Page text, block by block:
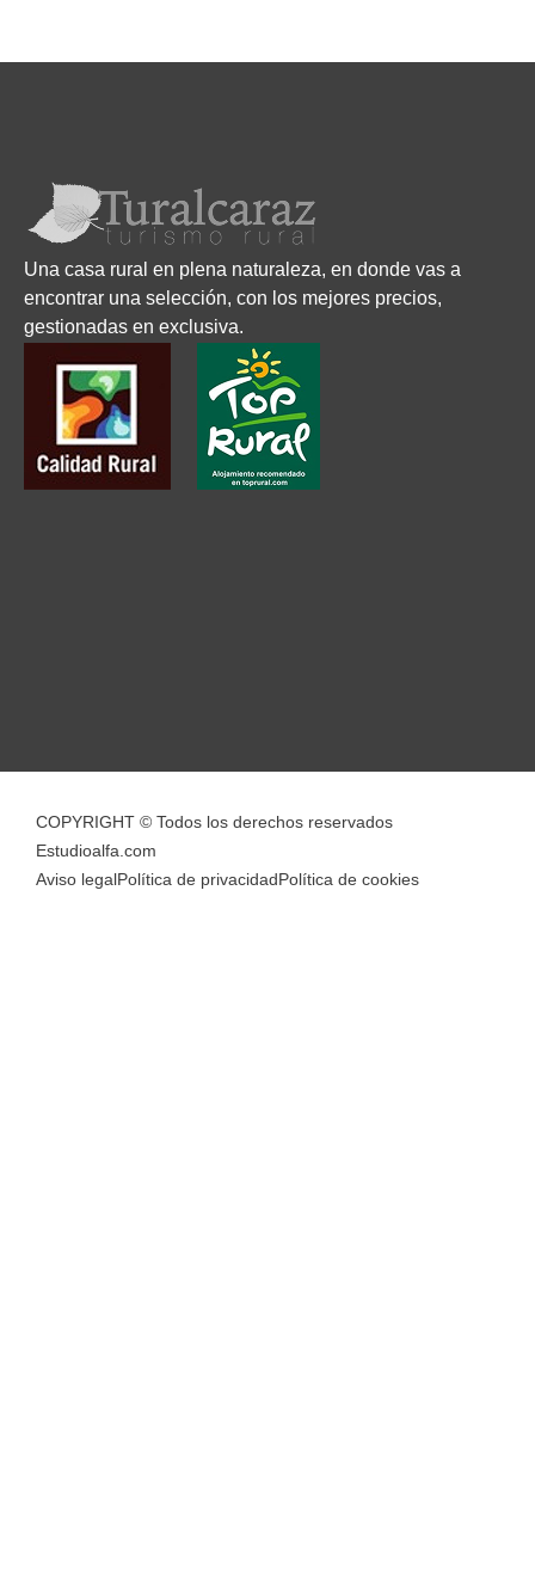
Una casa rural en plena naturaleza, en donde vas a
encontrar una selección, con los mejores precios,
gestionadas en exclusiva.
COPYRIGHT © Todos los derechos reservados
Estudioalfa.com
Aviso legalPolítica de privacidadPolítica de cookies